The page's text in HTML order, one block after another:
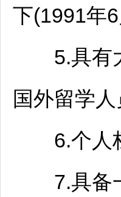
下(1991年
5.具有大
国外留学
6.个人档
7.具备一